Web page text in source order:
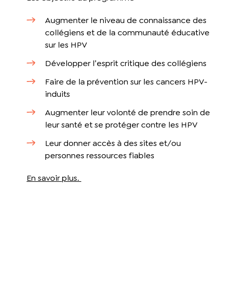
Augmenter le niveau de connaissance des
collégiens et de la communauté éducative
sur les HPV
Développer l’esprit critique des collégiens
Faire de la prévention sur les cancers HPV-
induits
Augmenter leur volonté de prendre soin de
leur santé et se protéger contre les HPV
Leur donner accès à des sites et/ou
personnes ressources fiables
En savoir plus.